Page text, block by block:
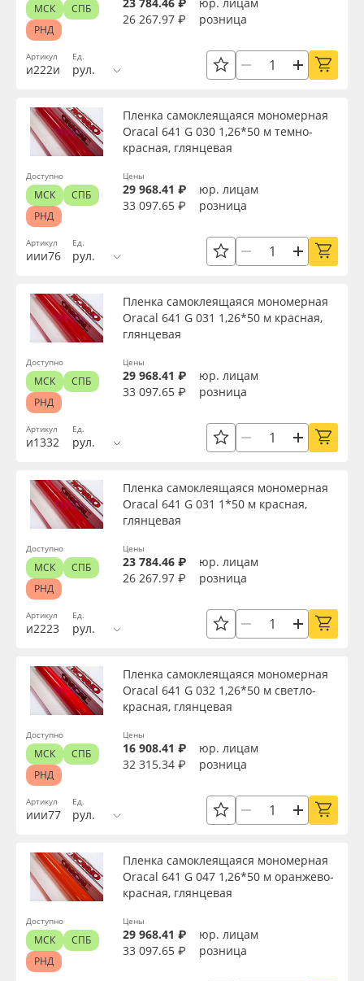
Артикул
и222и
Ед.
рул.
26 267.97 ₽
розница
МСК
СПБ
РНД
Артикул
иии76
Пленка самоклеящаяся мономерная
Oracal 641 G 030 1,26*50 м темно-
красная, глянцевая
Ед.
рул.
Цены
29 968.41 ₽
юр. лицам
33 097.65 ₽
розница
Доступно
МСК
СПБ
РНД
Артикул
и1332
Пленка самоклеящаяся мономерная
Oracal 641 G 031 1,26*50 м красная,
глянцевая
Ед.
рул.
Цены
29 968.41 ₽
юр. лицам
33 097.65 ₽
розница
Доступно
МСК
СПБ
РНД
Артикул
и2223
Пленка самоклеящаяся мономерная
Oracal 641 G 031 1*50 м красная,
глянцевая
Ед.
рул.
Цены
23 784.46 ₽
юр. лицам
26 267.97 ₽
розница
Доступно
МСК
СПБ
РНД
Артикул
иии77
Пленка самоклеящаяся мономерная
Oracal 641 G 032 1,26*50 м светло-
красная, глянцевая
Ед.
рул.
Цены
16 908.41 ₽
юр. лицам
32 315.34 ₽
розница
Доступно
МСК
СПБ
РНД
Пленка самоклеящаяся мономерная
Oracal 641 G 047 1,26*50 м оранжево-
красная, глянцевая
Цены
29 968.41 ₽
юр. лицам
33 097.65 ₽
розница
Доступно
МСК
СПБ
РНД